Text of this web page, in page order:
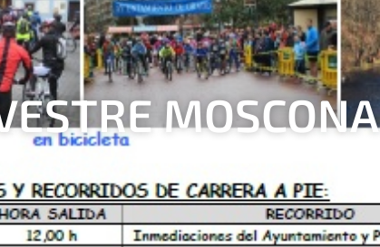
MOSCONA